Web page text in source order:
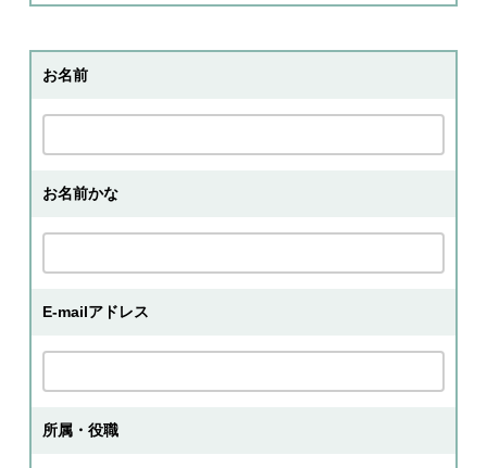
お名前
お名前かな
E-mailアドレス
所属・役職